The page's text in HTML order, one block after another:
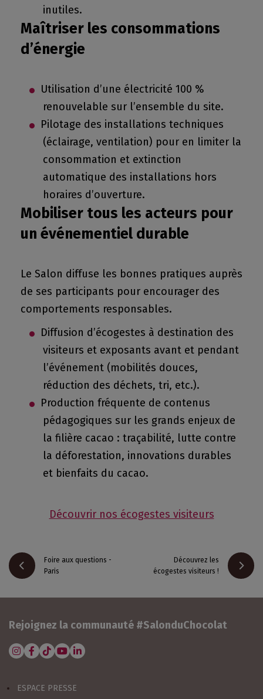
inutiles.
Maîtriser les consommations
d’énergie
Utilisation d’une électricité 100 %
renouvelable sur l’ensemble du site.
Pilotage des installations techniques
(éclairage, ventilation) pour en limiter la
consommation et extinction
automatique des installations hors
horaires d’ouverture.
Mobiliser tous les acteurs pour
un événementiel durable
Le Salon diffuse les bonnes pratiques auprès
de ses participants pour encourager des
comportements responsables.
Diffusion d’écogestes à destination des
visiteurs et exposants avant et pendant
l’événement (mobilités douces,
réduction des déchets, tri, etc.).
Production fréquente de contenus
pédagogiques sur les grands enjeux de
la filière cacao : traçabilité, lutte contre
la déforestation, innovations durables
et bienfaits du cacao.
Découvrir nos écogestes visiteurs
Foire aux questions -
Paris
Découvrez les
écogestes visiteurs !
Rejoignez la communauté #SalonduChocolat
ESPACE PRESSE